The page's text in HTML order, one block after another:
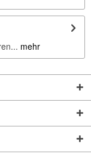
mehr